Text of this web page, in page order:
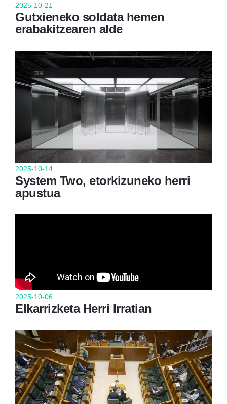
2025-10-21
Gutxieneko soldata hemen
erabakitzearen alde
2025-10-14
System Two, etorkizuneko herri
apustua
2025-10-06
Elkarrizketa Herri Irratian